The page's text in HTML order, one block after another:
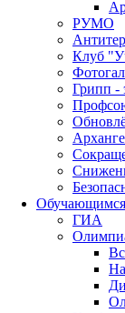
РУМО
Клуб
Грипп -
Обучающимся
ГИА